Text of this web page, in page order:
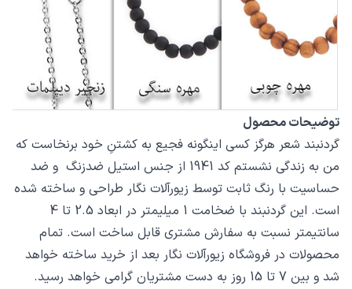
توضیحات محصول
گردنبند شعر هرگز کسی اینگونه فجیع به کشتنِ خود برنخاست که
من به زندگی نشستم کد 1941 از جنس استیل ضدزنگ و ضد
حساسیت با رنگ ثابت توسط زیورآلات نگار طراحی و ساخته شده
است. این گردنبند با ضخامت 1 میلیمتر در ابعاد 2.5 تا 4
سانتیمتر نسبت به سفارش مشتری قابل ساخت است. تمام
محصولات در فروشگاه زیورآلات نگار بعد از خرید ساخته خواهد
شد و بین 7 تا 15 روز به دست مشتریان گرامی خواهد رسید.